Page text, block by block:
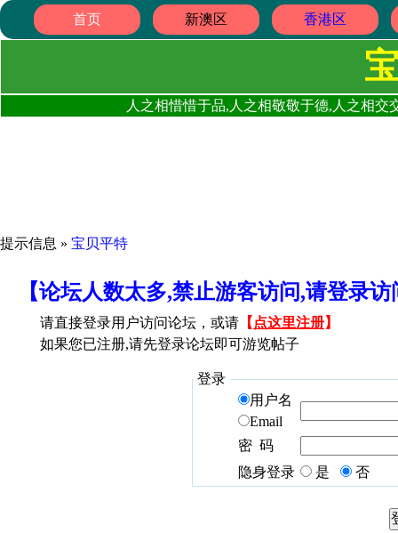
首页 新澳区 香港区
人之相惜惜于品,人之相敬敬于德,人之相
提示信息 » 宝贝平特
【论坛人数太多,禁止游客访问,请登录
请直接登录用户访问论坛，或请 【 点这里注册】
如果您已注册,请先登录论坛即可游览帖子
登录
用户名
Email
密 码
隐身登录
是 否